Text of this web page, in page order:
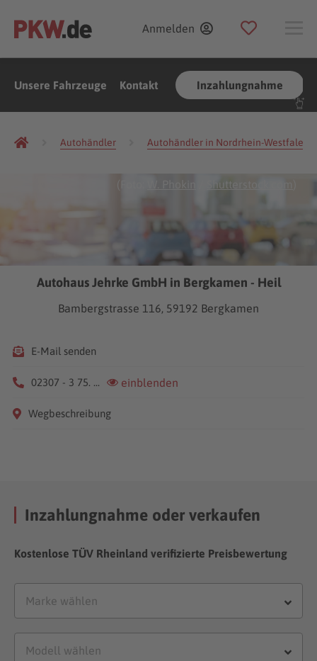
Anmelden
Unsere Fahrzeuge Kontakt Inzahlungnahme
Autohändler Autohändler in Nordrhein-Westfalen
(Foto: W. Phokin Shutterstock.com
Autohaus Jehrke GmbH in Bergkamen - Heil
Bambergstrasse 116, 59192 Bergkamen
E-Mail senden
02307 - 3 75. ... einblenden
Wegbeschreibung
Inzahlungnahme oder verkaufen
Kostenlose TÜV Rheinland verifizierte Preisbewertung